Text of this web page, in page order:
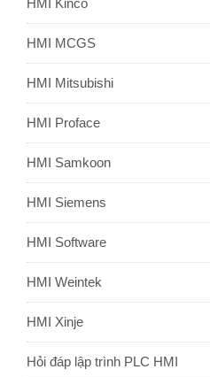
HMI Kinco
HMI MCGS
HMI Mitsubishi
HMI Proface
HMI Samkoon
HMI Siemens
HMI Software
HMI Weintek
HMI Xinje
Hỏi đáp lập trình PLC HMI